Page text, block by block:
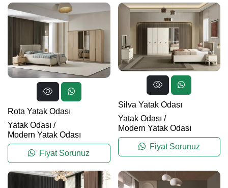
Rota Yatak Odası
Yatak Odası /
Modern Yatak Odası
Fiyat Sorunuz
Silva Yatak Odası
Yatak Odası /
Modern Yatak Odası
Fiyat Sorunuz